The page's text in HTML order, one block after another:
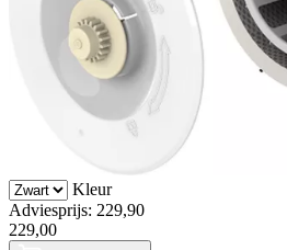
Kleur
Adviesprijs: 229,90
229,00